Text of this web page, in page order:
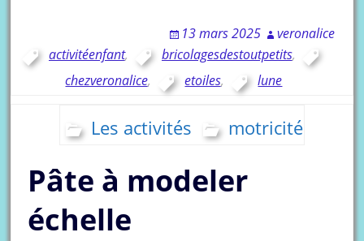
13 mars 2025
veronalice
activitéenfant, bricolagesdestoutpetits,
chezveronalice, etoiles, lune
Les activités motricité
Pâte à modeler
échelle